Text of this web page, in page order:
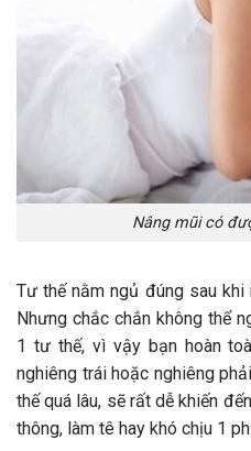
Nâng mũi có
Tư thế nằm ngủ đúng sau
Nhưng chắc chắn không thể
1 tư thế, vì vậy bạn hoàn
nghiêng trái hoặc nghiêng
thế quá lâu, sẽ rất dễ khiến
thông, làm tê hay khó chịu 1